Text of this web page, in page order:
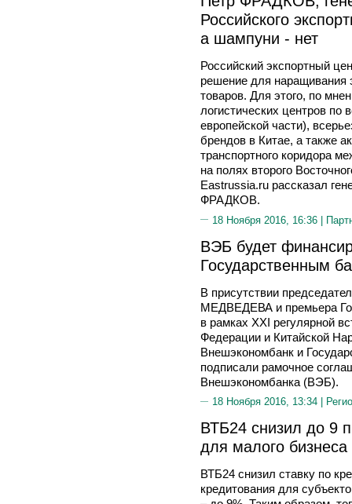
Российского
а шампуни - нет
Российский экспортный
решение для наращивания
товаров. Для этого, по
логистических центров по
европейской части),
брендов в Китае, а также
транспортного коридора
на полях второго
Eastrussia.ru рассказал
ФРАДКОВ.
18 Ноября 2016, 16:36 |
ВЭБ будет
Государственным
В присутствии
МЕДВЕДЕВА и премьера
в рамках XXI регулярной
Федерации и Китайской
Внешэкономбанк и
подписали рамочное
Внешэкономбанка (ВЭБ).
18 Ноября 2016, 13:34 |
ВТБ24 снизил до 9
для малого бизнеса
ВТБ24 снизил ставку по
кредитования для